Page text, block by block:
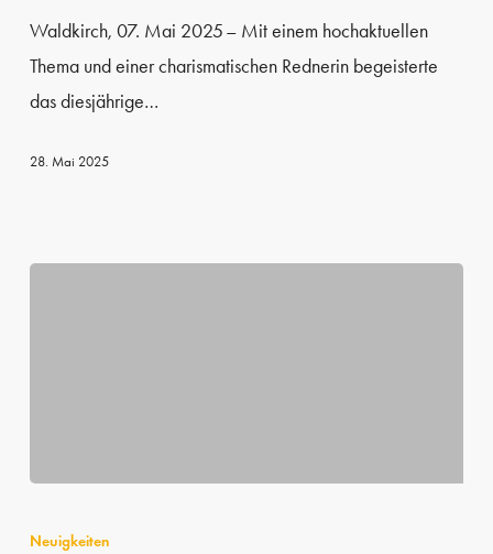
Wenn
das
Ende
Anfang
Waldkirch, 07. Mai 2025 – Mit einem hochaktuellen
Thema und einer charismatischen Rednerin begeisterte
das diesjährige…
28. Mai 2025
der
Neuigkeiten